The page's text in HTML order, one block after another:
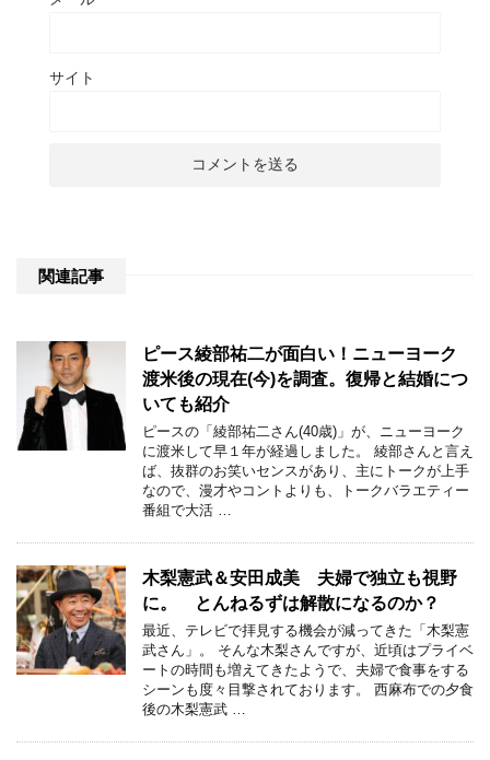
サイト
関連記事
ピース綾部祐二が面白い！ニューヨーク
渡米後の現在(今)を調査。復帰と結婚につ
いても紹介
ピースの「綾部祐二さん(40歳)」が、ニューヨーク
に渡米して早１年が経過しました。 綾部さんと言え
ば、抜群のお笑いセンスがあり、主にトークが上手
なので、漫才やコントよりも、トークバラエティー
番組で大活 …
木梨憲武＆安田成美 夫婦で独立も視野
に。 とんねるずは解散になるのか？
最近、テレビで拝見する機会が減ってきた「木梨憲
武さん」。 そんな木梨さんですが、近頃はプライベ
ートの時間も増えてきたようで、夫婦で食事をする
シーンも度々目撃されております。 西麻布での夕食
後の木梨憲武 …